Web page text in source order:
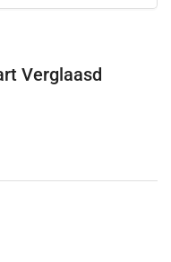
Verglaasd